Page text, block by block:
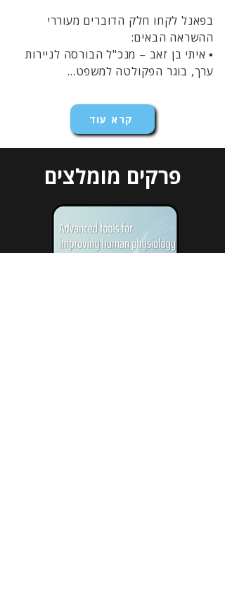
בפאנל לקחו חלק הדוברים מעוררי
ההשראה הבאים:
▪️ איתי בן זאב – מנכ"ל הבורסה לניירות
ערך, בוגר הפקולטה למשפט...
קרא עוד
פרקים מומלצים